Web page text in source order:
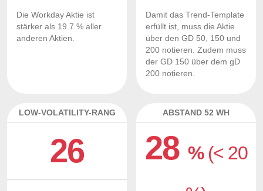
Die Workday Aktie ist
stärker als 19.7 % aller
anderen Aktien.
Damit das Trend-Template
erfüllt ist, muss die Aktie
über den GD 50, 150 und
200 notieren. Zudem muss
der GD 150 über dem gD
200 notieren.
LOW-VOLATILITY-RANG
26
ABSTAND 52 WH
28% (< 20